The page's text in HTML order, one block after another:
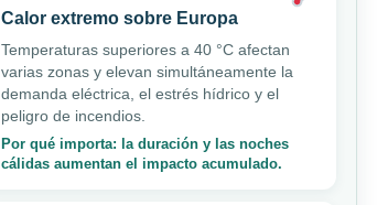
Calor extremo sobre Europa
Temperaturas superiores a 40 °C afectan
varias zonas y elevan simultáneamente la
demanda eléctrica, el estrés hídrico y el
peligro de incendios.
Por qué importa: la duración y las noches
cálidas aumentan el impacto acumulado.